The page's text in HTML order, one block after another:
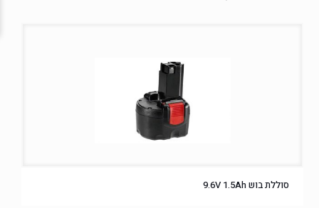
סוללת בוש 9.6V 1.5Ah